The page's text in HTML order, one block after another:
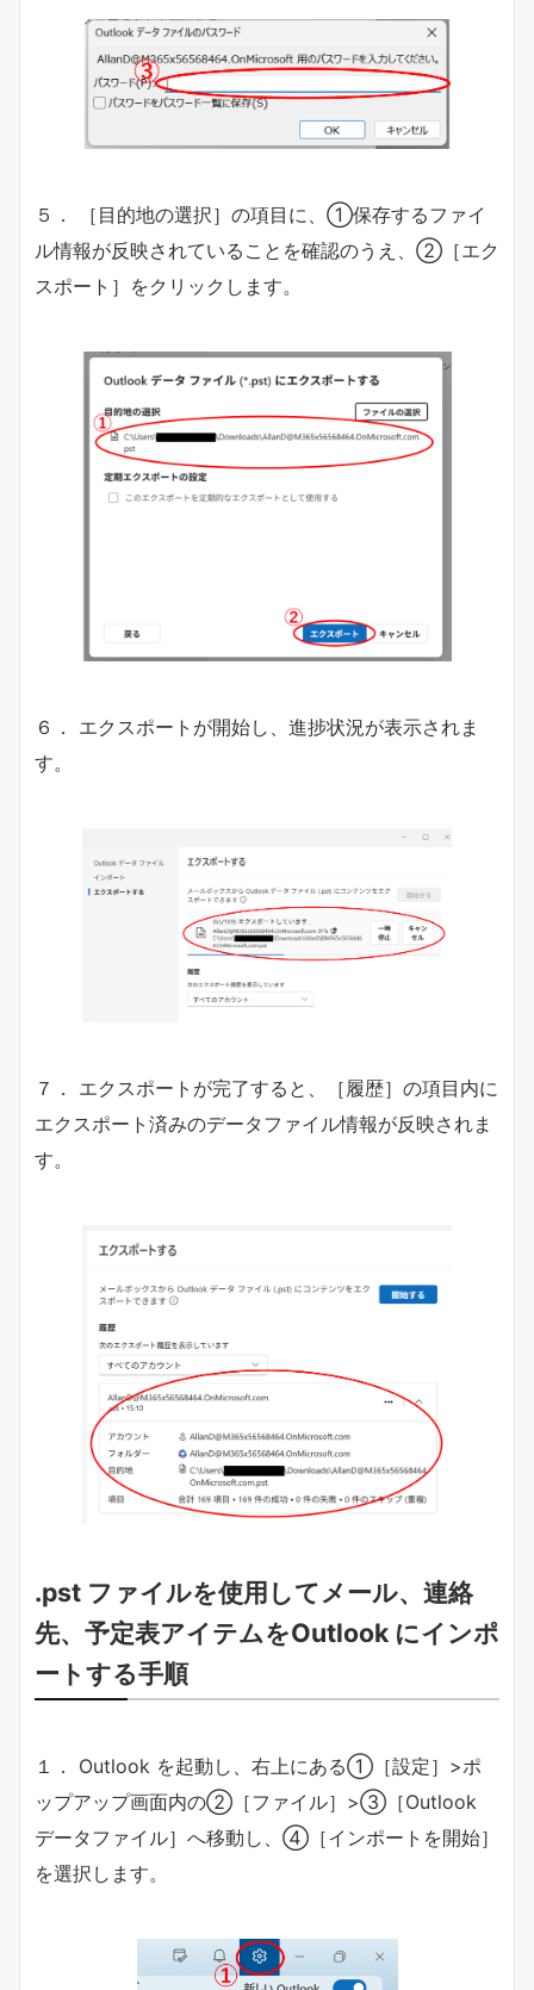
５． ［目的地の選択］の項目に、①保存するファイ
ル情報が反映されていることを確認のうえ、②［エク
スポート］をクリックします。
６． エクスポートが開始し、進捗状況が表示されま
す。
７． エクスポートが完了すると、［履歴］の項目内に
エクスポート済みのデータファイル情報が反映されま
す。
.pst ファイルを使用してメール、連絡
先、予定表アイテムをOutlook にインポ
ートする手順
１． Outlook を起動し、右上にある①［設定］>ポ
ップアップ画面内の②［ファイル］>③［Outlook
データファイル］へ移動し、④［インポートを開始］
を選択します。